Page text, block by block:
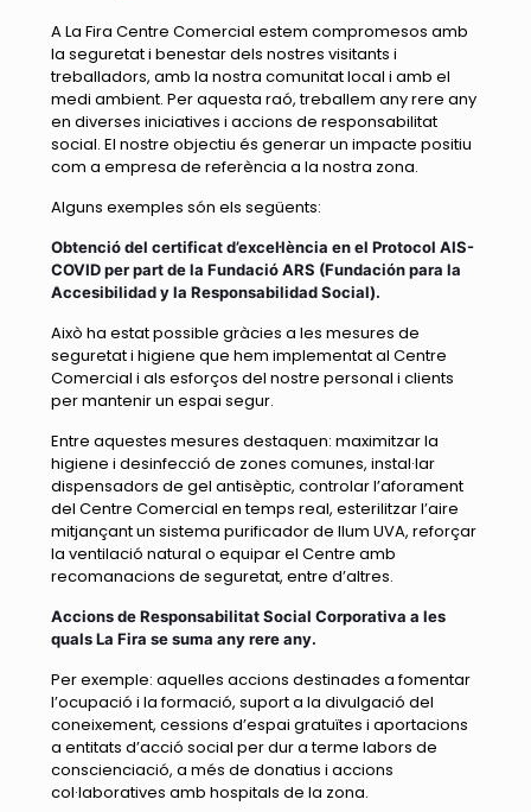
A La Fira Centre Comercial estem compromesos amb
la seguretat i benestar dels nostres visitants i
treballadors, amb la nostra comunitat local i amb el
medi ambient. Per aquesta raó, treballem any rere any
en diverses iniciatives i accions de responsabilitat
social. El nostre objectiu és generar un impacte positiu
com a empresa de referència a la nostra zona.
Alguns exemples són els següents:
Obtenciódel certificat d’excellència en el Protocol AIS-
COVIDper part de la Fundació ARS (Fundación para la
Accesibilidad y la Responsabilidad Social).
Això ha estat possible gràcies a les mesures de
seguretat i higiene que hem implementat al Centre
Comercial i als esforços del nostre personal i clients
per mantenir un espai segur.
Entre aquestes mesures destaquen: maximitzar la
higiene i desinfecció de zones comunes, instal·lar
dispensadors de gel antisèptic, controlar l’aforament
del Centre Comercial en temps real, esterilitzar l’aire
mitjançant un sistema purificador de llum UVA, reforçar
la ventilació natural o equipar el Centre amb
recomanacions de seguretat, entre d’altres.
Accions de Responsabilitat Social Corporativa a les
quals La Fira se suma any rere any.
Per exemple: aquelles accions destinades a fomentar
l’ocupació i la formació, suport a la divulgació del
coneixement, cessions d’espai gratuïtes i aportacions
a entitats d’acció social per dur a terme labors de
conscienciació, a més de donatius i accions
col·laboratives amb hospitals de la zona.